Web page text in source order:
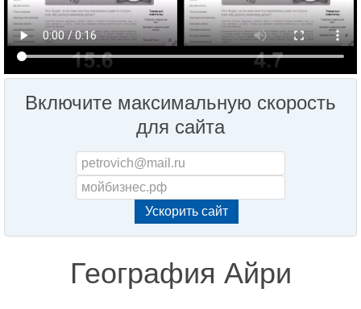
Включите максимальную скорость
для сайта
География Айри